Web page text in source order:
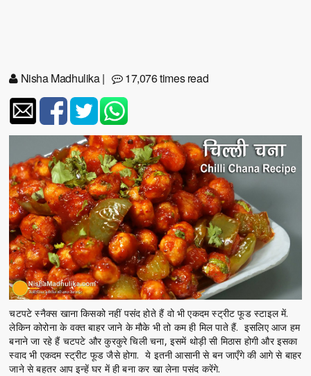
Nisha Madhulika| 17,076 times read
चटपटे स्नैक्स खाना किसको नहीं पसंद होते हैं वो भी एकदम स्ट्रीट फूड स्टाइल में.
लेकिन कोरोना के वक्त बाहर जाने के मौके भी तो कम ही मिल पाते हैं. इसलिए आज हम
बनाने जा रहे हैं चटपटे और कुरकुरे चिली चना, इसमें थोड़ी सी मिठास होगी और इसका
स्वाद भी एकदम स्ट्रीट फूड जैसे होगा. ये इतनी आसानी से बन जाएँगे की आगे से बाहर
जाने से बहतर आप इन्हें घर में ही बना कर खा लेना पसंद करेंगे.